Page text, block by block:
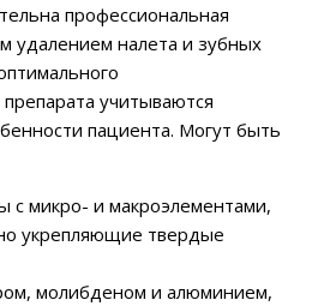
профессиональная
удалением налета и зубных
учитываются
пациента. Могут быть
с микро- и макроэлементами,
укрепляющие твердые
молибденом и алюминием,